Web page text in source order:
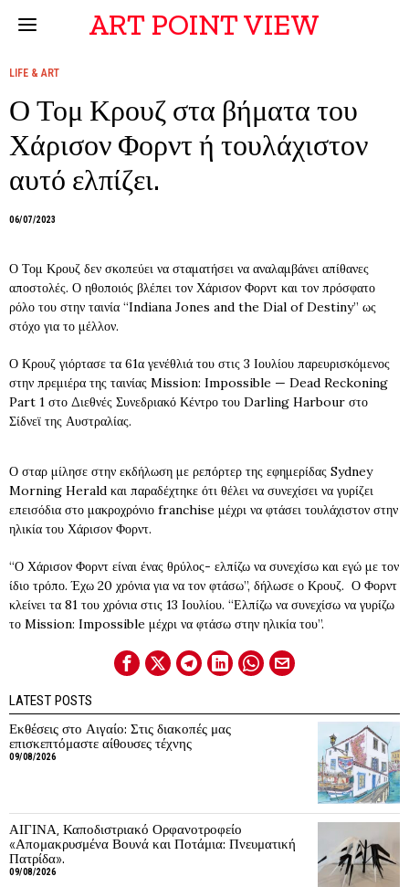
ART POINT VIEW
LIFE & ART
Ο Τομ Κρουζ στα βήματα του
Χάρισον Φορντ ή τουλάχιστον
αυτό ελπίζει.
06/07/2023
Ο Τομ Κρουζ δεν σκοπεύει να σταματήσει να αναλαμβάνει απίθανες
αποστολές. Ο ηθοποιός βλέπει τον Χάρισον Φορντ και τον πρόσφατο
ρόλο του στην ταινία “Indiana Jones and the Dial of Destiny” ως
στόχο για το μέλλον.
Ο Κρουζ γιόρτασε τα 61α γενέθλιά του στις 3 Ιουλίου παρευρισκόμενος
στην πρεμιέρα της ταινίας Mission: Impossible — Dead Reckoning
Part 1 στο Διεθνές Συνεδριακό Κέντρο του Darling Harbour στο
Σίδνεϊ της Αυστραλίας.
Ο σταρ μίλησε στην εκδήλωση με ρεπόρτερ της εφημερίδας Sydney
Morning Herald και παραδέχτηκε ότι θέλει να συνεχίσει να γυρίζει
επεισόδια στο μακροχρόνιο franchise μέχρι να φτάσει τουλάχιστον στην
ηλικία του Χάρισον Φορντ.
“Ο Χάρισον Φορντ είναι ένας θρύλος- ελπίζω να συνεχίσω και εγώ με τον
ίδιο τρόπο. Έχω 20 χρόνια για να τον φτάσω”, δήλωσε ο Κρουζ. Ο Φορντ
κλείνει τα 81 του χρόνια στις 13 Ιουλίου. “Ελπίζω να συνεχίσω να γυρίζω
το Mission: Impossible μέχρι να φτάσω στην ηλικία του”.
LATEST POSTS
Εκθέσεις στο Αιγαίο: Στις διακοπές μας
επισκεπτόμαστε αίθουσες τέχνης
09/08/2026
ΑΙΓΙΝΑ, Καποδιστριακό Ορφανοτροφείο
«Απομακρυσμένα Βουνά και Ποτάμια: Πνευματική
Πατρίδα».
09/08/2026